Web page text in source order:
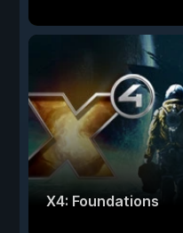
X4: Foundations